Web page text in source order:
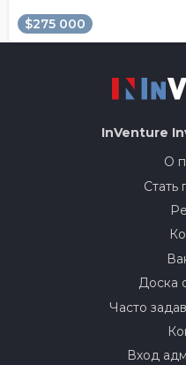
$275 000
InVenture
О
Стать
Доска
Часто
Вход